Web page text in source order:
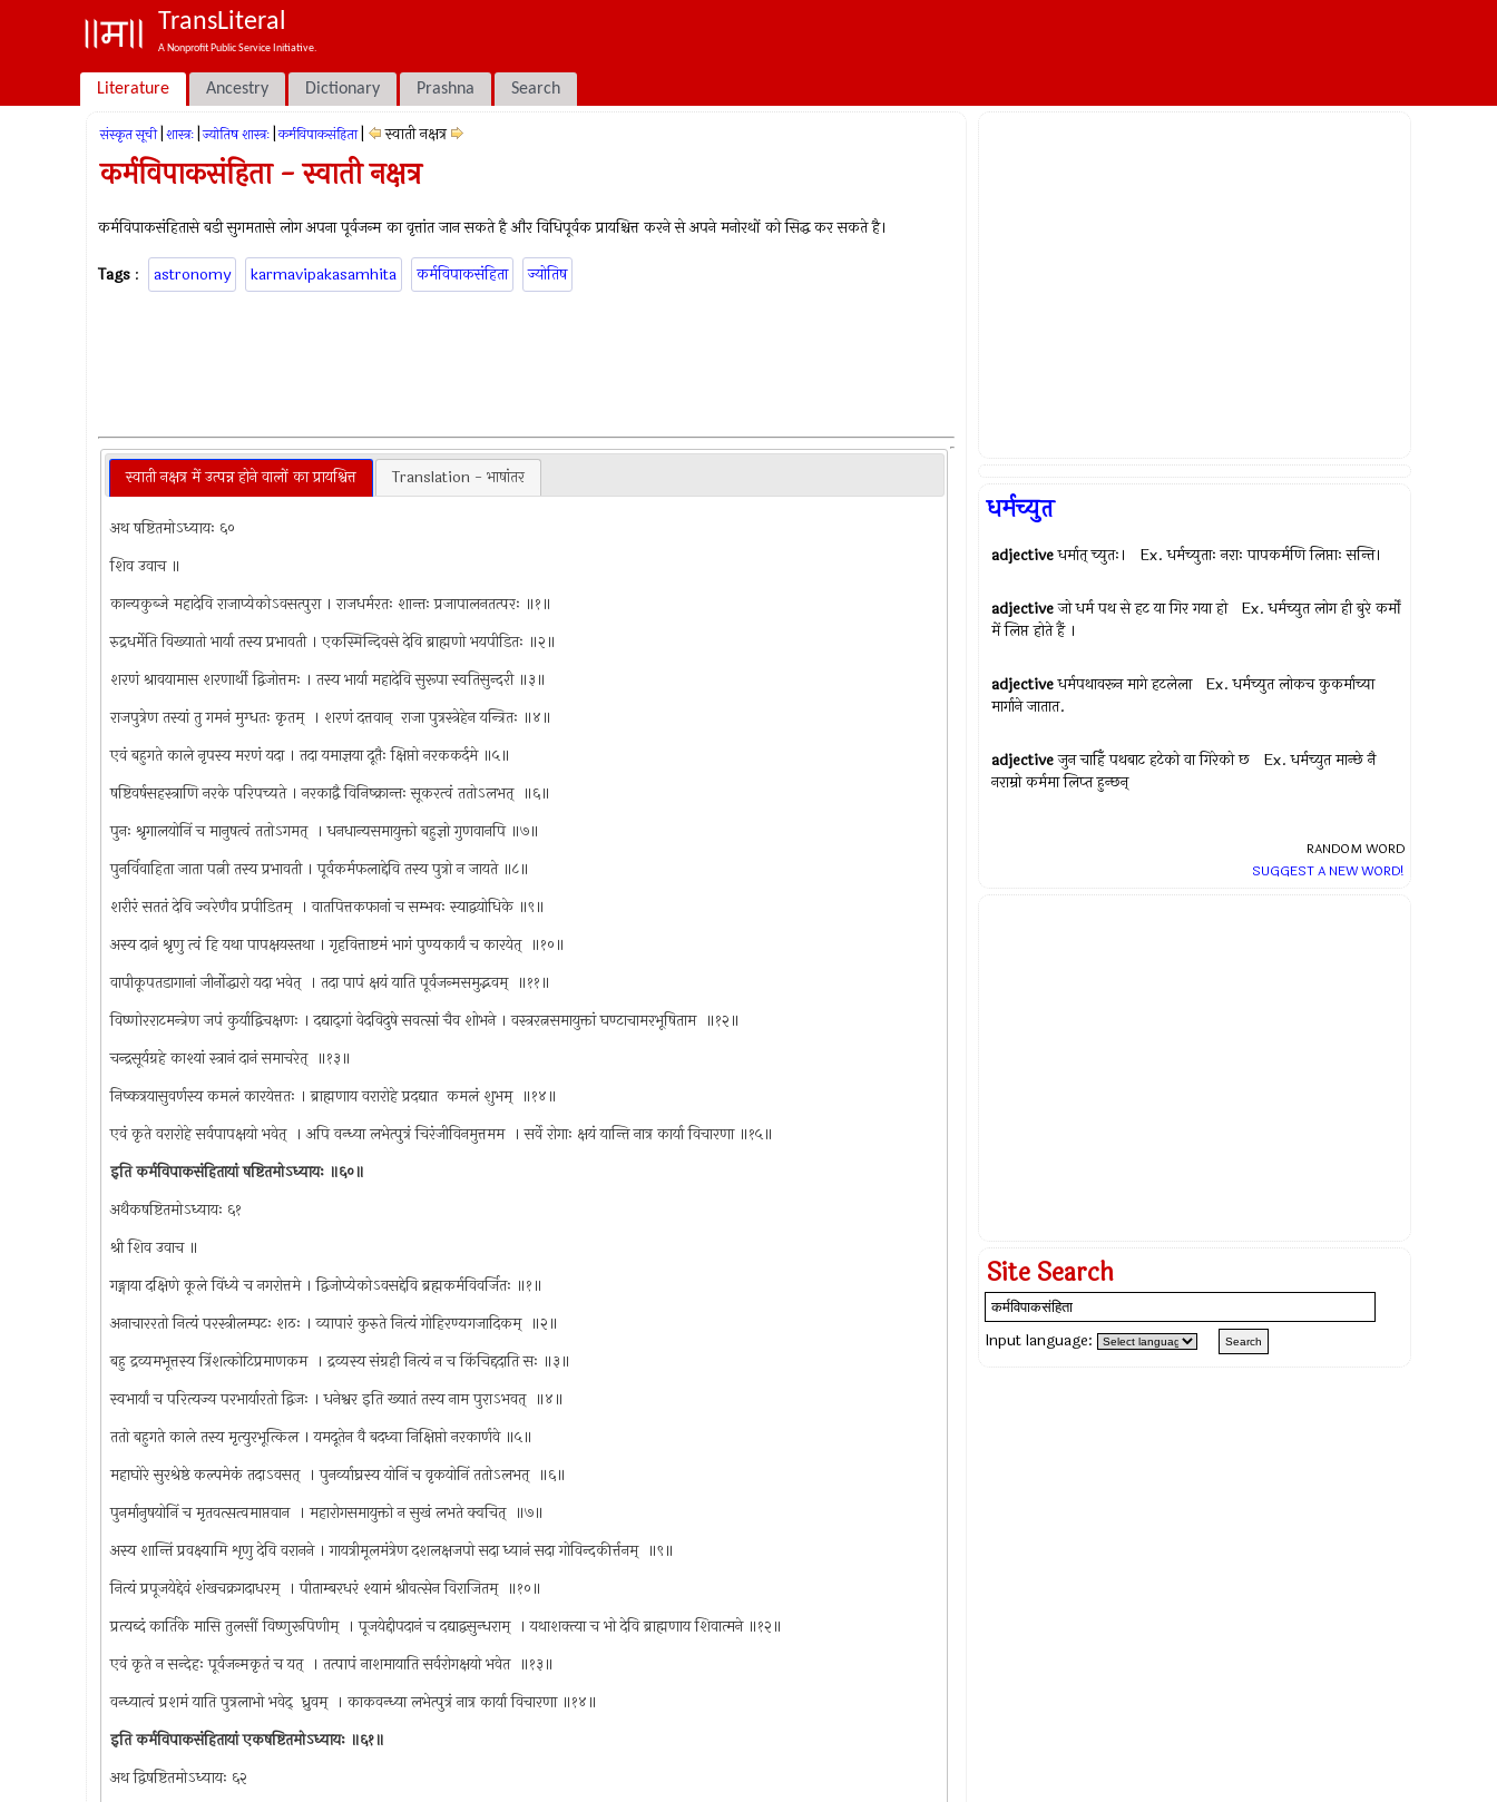
TransLiteral
A Nonprofit Public Service Initiative.
Literature Ancestry Dictionary Prashna Search
संस्कृत सूची शास्त्रः ज्योतिष शास्त्रः कर्मविपाकसंहिता स्वाती नक्षत्र
कर्मविपाकसंहिता - स्वाती नक्षत्र
कर्मविपाकसंहितासे बडी सुगमतासे लोग अपना पूर्वजन्म का वृत्तांत जान सकते है और विधिपूर्वक प्रायश्चित्त करने से अपने मनोरथों को सिद्ध कर सकते है।
Tags : astronomy karmavipakasamhita कर्मविपाकसंहिता ज्योतिष
स्वाती नक्षत्र में उत्पन्न होने वालों का प्रायश्वित्त Translation - भाषांतर
अथ षष्टितमोऽध्यायः ६०
शिव उवाच ॥
कान्यकुब्जे महादेवि राजाप्येकोऽवसत्पुरा । राजधर्मरतः शान्तः प्रजापालनतत्परः ॥१॥
रुद्रधर्मेति विख्यातो भार्या तस्य प्रभावती । एकस्मिन्दिवसे देवि ब्राह्मणो भयपीडितः ॥२॥
शरणं श्रावयामास शरणार्थी द्विजोत्तमः । तस्य भार्या महादेवि सुरूपा स्वतिसुन्दरी ॥३॥
राजपुत्रेण तस्यां तु गमनं मुग्धतः कृतम् ‌ । शरणं दत्तवान् ‌ राजा पुत्रस्त्रेहेन यन्त्रितः ॥४॥
एवं बहुगते काले नृपस्य मरणं यदा । तदा यमाज्ञया दूतैः क्षिप्तो नरककर्दमे ॥५॥
षष्टिवर्षसहस्त्राणि नरके परिपच्यते । नरकाद्वै विनिष्क्रान्तः सूकरत्वं ततोऽलभत् ‌ ॥६॥
पुनः श्रृगालयोनिं च मानुषत्वं ततोऽगमत् ‌ । धनधान्यसमायुक्तो बहुज्ञो गुणवानपि ॥७॥
पुनर्विवाहिता जाता पत्नी तस्य प्रभावती । पूर्वकर्मफलाद्देवि तस्य पुत्रो न जायते ॥८॥
शरीरं सततं देवि ज्वरेणैव प्रपीडितम् ‌ । वातपित्तकफानां च सम्भवः स्याद्वयोधिके ॥९॥
अस्य दानं श्रृणु त्वं हि यथा पापक्षयस्तथा । गृहवित्ताष्टमं भागं पुण्यकार्यं च कारयेत् ‌ ॥१०॥
वापीकूपतडागानां जीर्नोद्धारो यदा भवेत् ‌ । तदा पापं क्षयं याति पूर्वजन्मसमुद्भवम् ‌ ॥११॥
विष्णोरराटमन्त्रेण जपं कुर्याद्विचक्षणः । दद्याद्‌गां वेदविदुषे सवत्सां चैव शोभने । वस्त्ररत्नसमायुक्तां घण्टाचामरभूषिताम ‌ ॥१२॥
चन्द्रसूर्यग्रहे काश्यां स्त्रानं दानं समाचरेत् ‌ ॥१३॥
निष्कत्रयासुवर्णस्य कमलं कारयेत्ततः । ब्राह्मणाय वरारोहे प्रदद्यात ‌ कमलं शुभम् ‌ ॥१४॥
एवं कृते वरारोहे सर्वपापक्षयो भवेत् ‌ । अपि वन्ध्या लभेत्पुत्रं चिरंजीविनमुत्तमम ‌ । सर्वे रोगाः क्षयं यान्ति नात्र कार्या विचारणा ॥१५॥
इति कर्मविपाकसंहितायां षष्टितमोऽध्यायः ॥६०॥
अथैकषष्टितमोऽध्यायः ६१
श्री शिव उवाच ॥
गङ्गाया दक्षिणे कूले विंध्ये च नगरोत्तमे । द्विजोप्येकोऽवसद्देवि ब्रह्मकर्मविवर्जितः ॥१॥
अनाचाररतो नित्यं परस्त्रीलम्पटः शठः । व्यापारं कुरुते नित्यं गोहिरण्यगजादिकम् ‌ ॥२॥
बहु द्रव्यमभूत्तस्य त्रिंशत्कोटिप्रमाणकम ‌ । द्रव्यस्य संग्रही नित्यं न च किंचिद्ददाति सः ॥३॥
स्वभार्यां च परित्यज्य परभार्यारतो द्विजः । धनेश्वर इति ख्यातं तस्य नाम पुराऽभवत् ‌ ॥४॥
ततो बहुगते काले तस्य मृत्युरभूत्किल । यमदूतेन वै बद‌ध्वा निक्षिप्तो नरकार्णवे ॥५॥
महाघोरे सुरश्रेष्ठे कल्पमेकं तदाऽवसत् ‌ । पुनर्व्याघ्रस्य योनिं च वृकयोनिं ततोऽलभत् ‌ ॥६॥
पुनर्मानुषयोनिं च मृतवत्सत्वमाप्तवान ‌ । महारोगसमायुक्तो न सुखं लभते क्वचित् ‌ ॥७॥
अस्य शान्तिं प्रवक्ष्यामि शृणु देवि वरानने । गायत्रीमूलमंत्रेण दशलक्षजपो सदा ध्यानं सदा गोविन्दकीर्त्तनम् ‌ ॥९॥
नित्यं प्रपूजयेद्देवं शंखचक्रगदाधरम् ‌ । पीताम्बरधरं श्यामं श्रीवत्सेन विराजितम् ‌ ॥१०॥
प्रत्यब्दं कार्तिके मासि तुलसीं विष्णुरूपिणीम् ‌ । पूजयेद्दीपदानं च दद्याद्वसुन्धराम् ‌ । यथाशक्त्या च भो देवि ब्राह्मणाय शिवात्मने ॥१२॥
एवं कृते न सन्देहः पूर्वजन्मकृतं च यत् ‌ । तत्पापं नाशमायाति सर्वरोगक्षयो भवेत ‌ ॥१३॥
वन्ध्यात्वं प्रशमं याति पुत्रलाभो भवेद् ‌ ध्रुवम् ‌ । काकवन्ध्या लभेत्पुत्रं नात्र कार्या विचारणा ॥१४॥
इति कर्मविपाकसंहितायां एकषष्टितमोऽध्यायः ॥६१॥
अथ द्विषष्टितमोऽध्यायः ६२
धर्मच्युत
adjectiveधर्मात् च्युतः। Ex.धर्मच्युताः नराः पापकर्मणि लिप्ताः सन्ति।
adjectiveजो धर्म पथ से हट या गिर गया हो Ex.धर्मच्युत लोग ही बुरे कर्मों
में लिप्त होते हैं ।
adjectiveधर्मपथावरून मागे हटलेला Ex.धर्मच्युत लोकच कुकर्माच्या
मार्गाने जातात.
adjectiveजुन चाहिँ पथबाट हटेको वा गिरेको छ Ex.धर्मच्‍युत मान्छे नै
नराम्रो कर्ममा लिप्‍त हुन्छन्
RANDOM WORD
SUGGEST A NEW WORD!
Site Search
Input language: